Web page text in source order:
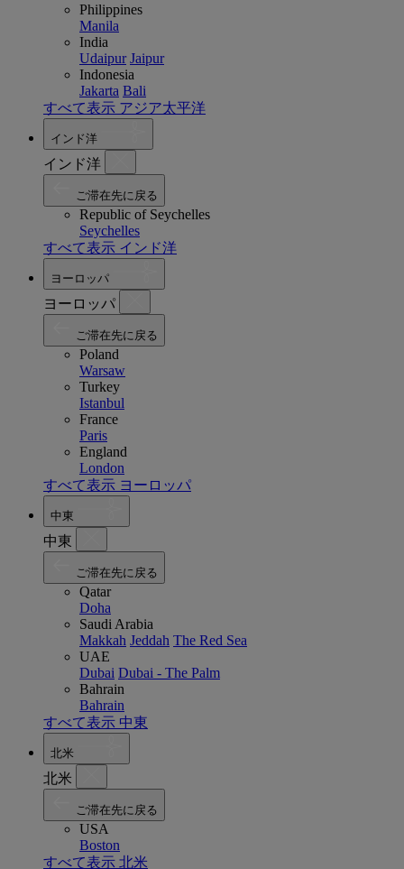
Philippines
Manila
India
Udaipur Jaipur
Indonesia
Jakarta Bali
すべて表示 アジア太平洋
インド洋
インド洋
ご滞在先に戻る
Republic of Seychelles
Seychelles
すべて表示 インド洋
ヨーロッパ
ヨーロッパ
ご滞在先に戻る
Poland
Warsaw
Turkey
Istanbul
France
Paris
England
London
すべて表示 ヨーロッパ
中東
中東
ご滞在先に戻る
Qatar
Doha
Saudi Arabia
Makkah Jeddah The Red Sea
UAE
Dubai Dubai - The Palm
Bahrain
Bahrain
すべて表示 中東
北米
北米
ご滞在先に戻る
USA
Boston
すべて表示 北米